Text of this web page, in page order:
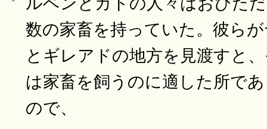
数の家畜を持っていた。彼ら
とギレアドの地方を見渡すと
は家畜を飼うのに適した所で
ので、